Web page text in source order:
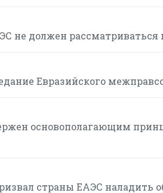
не должен рассматриваться
Евразийского
основополагающим
страны ЕАЭС наладить